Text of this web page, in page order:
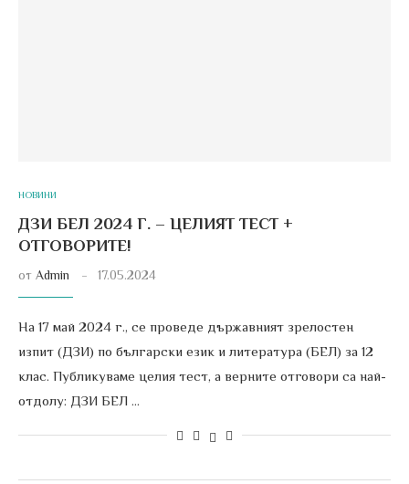
НОВИНИ
ДЗИ БЕЛ 2024 Г. – ЦЕЛИЯТ ТЕСТ +
ОТГОВОРИТЕ!
от Admin 17.05.2024
На 17 май 2024 г., се проведе държавният зрелостен
изпит (ДЗИ) по български език и литература (БЕЛ) за 12
клас. Публикуваме целия тест, а верните отговори са най-
отдолу: ДЗИ БЕЛ …